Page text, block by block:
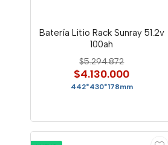
Batería Litio Rack Sunray 51.2v
100ah
$5.294.872
$4.130.000
442*430*178mm